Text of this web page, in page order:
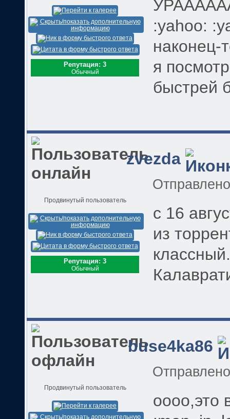
Репутация: 3
Обычный
:yahoo:
наконец-
я
быстрей
zvezda
Продвинутый пользователь
Репутация: 3
Обычный
c 16
из
buse4ka86
Продвинутый пользователь
оооо,это